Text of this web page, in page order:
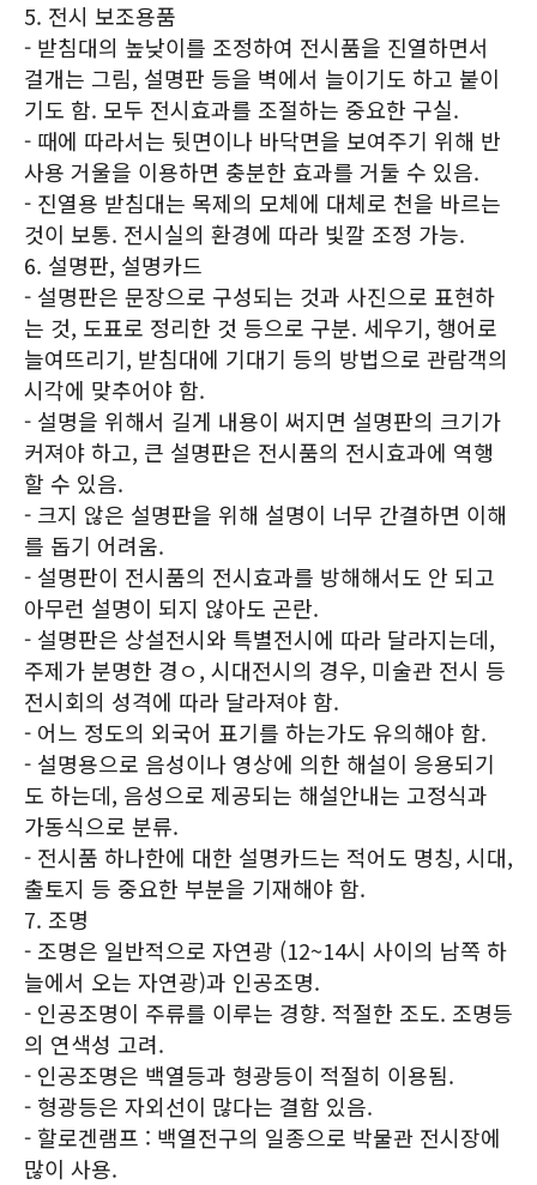
5. 전시 보조용품
- 받침대의 높낮이를 조정하여 전시품을 진열하면서
걸개는 그림, 설명판 등을 벽에서 늘이기도 하고 붙이
기도 함. 모두 전시효과를 조절하는 중요한 구실.
- 때에 따라서는 뒷면이나 바닥면을 보여주기 위해 반
사용 거울을 이용하면 충분한 효과를 거둘 수 있음.
- 진열용 받침대는 목제의 모체에 대체로 천을 바르는
것이 보통. 전시실의 환경에 따라 빛깔 조정 가능.
6. 설명판, 설명카드
- 설명판은 문장으로 구성되는 것과 사진으로 표현하
는 것, 도표로 정리한 것 등으로 구분. 세우기, 행어로
늘여뜨리기, 받침대에 기대기 등의 방법으로 관람객의
시각에 맞추어야 함.
- 설명을 위해서 길게 내용이 써지면 설명판의 크기가
커져야 하고, 큰 설명판은 전시품의 전시효과에 역행
할 수 있음.
- 크지 않은 설명판을 위해 설명이 너무 간결하면 이해
를 돕기 어려움.
- 설명판이 전시품의 전시효과를 방해해서도 안 되고
아무런 설명이 되지 않아도 곤란.
- 설명판은 상설전시와 특별전시에 따라 달라지는데,
주제가 분명한 경ㅇ, 시대전시의 경우, 미술관 전시 등
전시회의 성격에 따라 달라져야 함.
- 어느 정도의 외국어 표기를 하는가도 유의해야 함.
- 설명용으로 음성이나 영상에 의한 해설이 응용되기
도 하는데, 음성으로 제공되는 해설안내는 고정식과
가동식으로 분류.
- 전시품 하나한에 대한 설명카드는 적어도 명칭, 시대,
출토지 등 중요한 부분을 기재해야 함.
7. 조명
- 조명은 일반적으로 자연광 (12~14시 사이의 남쪽 하
늘에서 오는 자연광)과 인공조명.
- 인공조명이 주류를 이루는 경향. 적절한 조도. 조명등
의 연색성 고려.
- 인공조명은 백열등과 형광등이 적절히 이용됨.
- 형광등은 자외선이 많다는 결함 있음.
- 할로겐램프 : 백열전구의 일종으로 박물관 전시장에
많이 사용.